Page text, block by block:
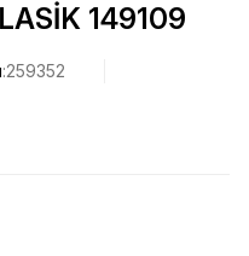
149109
259352